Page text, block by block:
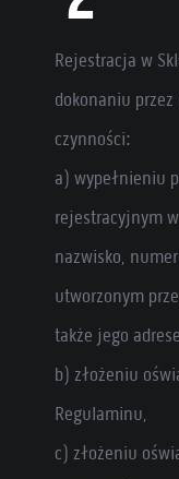
Rejestracja w
dokonaniu
czynności:
a) wypełnieniu
rejestracyjnym
nazwisko,
utworzonym
także jego
b) złożeniu
Regulaminu,
c) złożeniu